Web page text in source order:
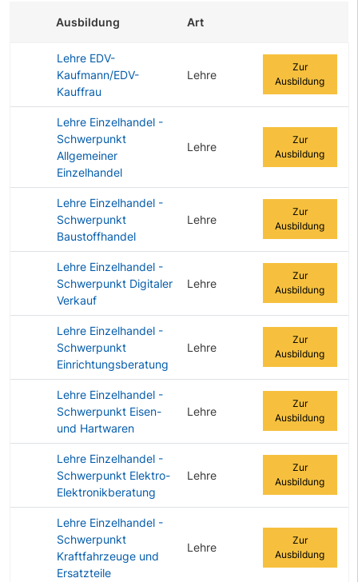
Ausbildung Art
Lehre EDV-
Kaufmann/EDV-
Kauffrau
Lehre
Zur
Ausbildung
Lehre Einzelhandel -
Schwerpunkt
Allgemeiner
Einzelhandel
Lehre
Zur
Ausbildung
Lehre Einzelhandel -
Schwerpunkt
Baustoffhandel
Lehre
Zur
Ausbildung
Lehre Einzelhandel -
Schwerpunkt Digitaler
Verkauf
Lehre
Zur
Ausbildung
Lehre Einzelhandel -
Schwerpunkt
Einrichtungsberatung
Lehre
Zur
Ausbildung
Lehre Einzelhandel -
Schwerpunkt Eisen-
und Hartwaren
Lehre
Zur
Ausbildung
Lehre Einzelhandel -
Schwerpunkt Elektro-
Elektronikberatung
Lehre
Zur
Ausbildung
Lehre Einzelhandel -
Schwerpunkt
Kraftfahrzeuge und
Ersatzteile
Lehre
Zur
Ausbildung